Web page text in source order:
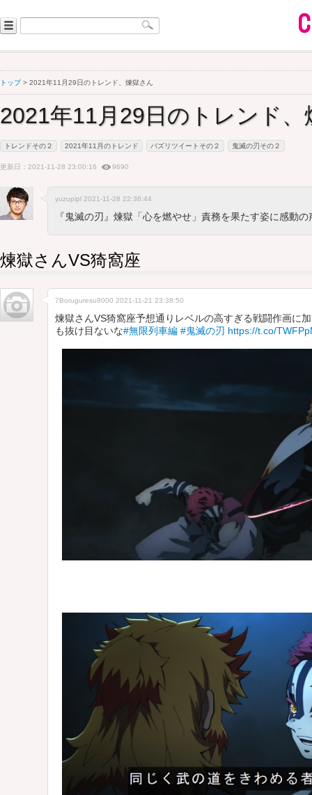
トップ> 2021年11月29日のトレンド、煉獄さん
2021年11月29日のトレンド、
トレンドその２ 2021年11月のトレンド バズリツイートその２ 鬼滅の刃その２
更新日：2021-11-28 23:00:16 9690
yuzupipl 2021-11-28 22:36:44
『鬼滅の刃』煉獄「心を燃やせ」責務を果たす姿に感動
煉獄さんVS猗窩座
7Boruguresu8000 2021-11-21 23:38:50
煉獄さんVS猗窩座予想通りレベルの高すぎる戦闘作画に
も抜け目ないな#無限列車編 #鬼滅の刃 https://t.co/